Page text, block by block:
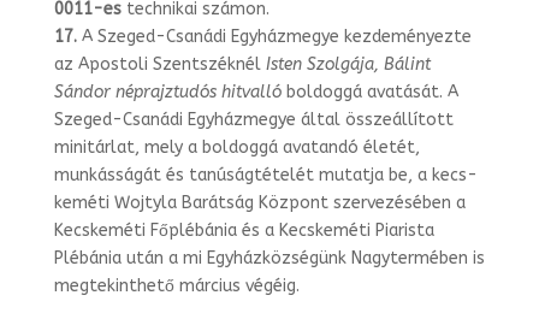
0011-estechnikai számon.
17.A Szeged-Csanádi Egyházmegye kezdeményezte
az Apostoli Szentszéknél Is­ten Szolgája, Bálint
Sándor néprajztudós hitvallóboldoggá avatását. A
Szeged-Csanádi Egyházmegye által összeállított
minitárlat, mely a boldoggá avatandó éle­tét,
munkásságát és tanúságtételét mutatja be, a kecs­
keméti Wojtyla Barátság Köz­pont szervezésében a
Kecskeméti Főplébánia és a Kecskeméti Piarista
Plébánia után a mi Egyházközségünk Nagytermében is
megtekinthető március végéig.